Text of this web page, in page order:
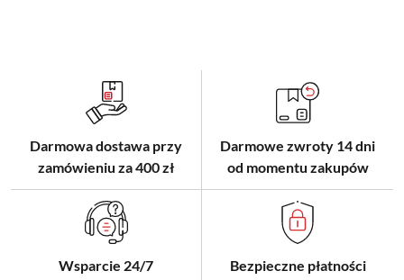
Darmowa dostawa przy
zamówieniu za 400 zł
Darmowe zwroty 14 dni
od momentu zakupów
Wsparcie 24/7 Bezpieczne płatności